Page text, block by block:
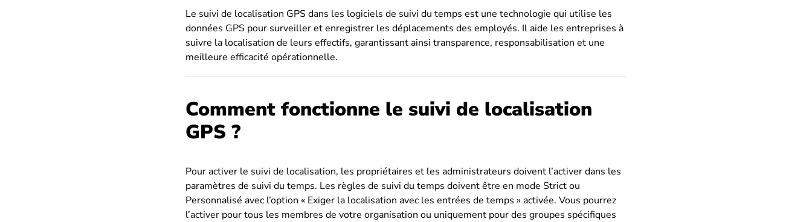
Le suivi de localisation GPS dans les logiciels de suivi du temps est une technologie qui utilise les
données GPS pour surveiller et enregistrer les déplacements des employés. Il aide les entreprises à
suivre la localisation de leurs effectifs, garantissant ainsi transparence, responsabilisation et une
meilleure efficacité opérationnelle.
Comment fonctionne le suivi de localisation
GPS ?
Pour activer le suivi de localisation, les propriétaires et les administrateurs doivent l’activer dans les
paramètres de suivi du temps. Les règles de suivi du temps doivent être en mode Strict ou
Personnalisé avec l’option « Exiger la localisation avec les entrées de temps » activée. Vous pourrez
l’activer pour tous les membres de votre organisation ou uniquement pour des groupes spécifiques